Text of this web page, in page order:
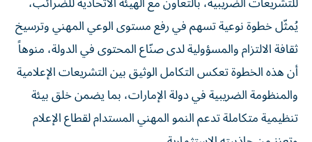
يُمثّل خطوة نوعية تسهم في رفع مستوى الوعي المهني وترسيخ
ثقافة الالتزام والمسؤولية لدى صنّاع ‏المحتوى في الدولة، منوهاً
أن هذه الخطوة تعكس التكامل الوثيق بين التشريعات الإعلامية
والمنظومة الضريبية في ‏دولة الإمارات، بما يضمن خلق بيئة
تنظيمية متكاملة تدعم النمو المهني المستدام لقطاع الإعلام